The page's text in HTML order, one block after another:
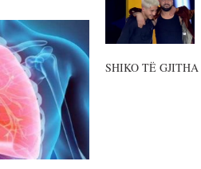
SHIKO TË GJITHA